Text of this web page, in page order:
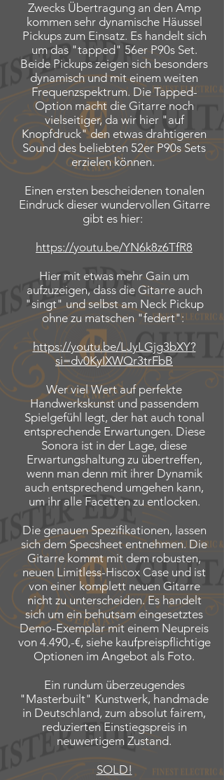
Zwecks Übertragung an den Amp
kommen sehr dynamische Häussel
Pickups zum Einsatz. Es handelt sich
um das "tapped" 56er P90s Set.
Beide Pickups zeigen sich besonders
dynamisch und mit einem weiten
Frequenzspektrum. Die Tapped-
Option macht die Gitarre noch
vielseitiger, da wir hier "auf
Knopfdruck" den etwas drahtigeren
Sound des beliebten 52er P90s Sets
erzielen können.
Einen ersten bescheidenen tonalen
Eindruck dieser wundervollen Gitarre
gibt es hier:
https://youtu.be/YN6k8z6TfR8
Hier mit etwas mehr Gain um
aufzuzeigen, dass die Gitarre auch
"singt" und selbst am Neck Pickup
ohne zu matschen "federt":
https://youtu.be/LJyLGjg3bXY?
si=dv0KyIXWQr3trFbB
Wer viel Wert auf perfekte
Handwerkskunst und passendem
Spielgefühl legt, der hat auch tonal
entsprechende Erwartungen. Diese
Sonora ist in der Lage, diese
Erwartungshaltung zu übertreffen,
wenn man denn mit ihrer Dynamik
auch entsprechend umgehen kann,
um ihr alle Facetten zu entlocken.
Die genauen Spezifikationen, lassen
sich dem Specsheet entnehmen. Die
Gitarre kommt mit dem robusten,
neuen Limitless-Hiscox Case und ist
von einer komplett neuen Gitarre
nicht zu unterscheiden. Es handelt
sich um ein behutsam eingesetztes
Demo-Exemplar mit einem Neupreis
von 4.490,-€, siehe kaufpreispflichtige
Optionen im Angebot als Foto.
Ein rundum überzeugendes
"Masterbuilt" Kunstwerk, handmade
in Deutschland, zum absolut fairem,
reduzierten Einstiegspreis in
neuwertigem Zustand.
SOLD!